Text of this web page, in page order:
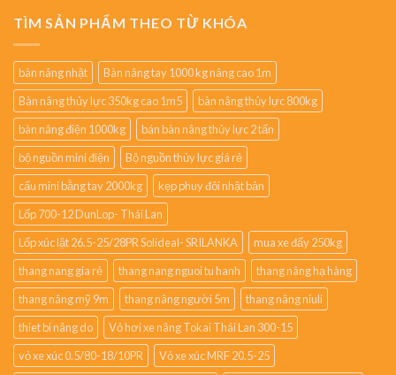
TÌM SẢN PHẨM THEO TỪ KHÓA
bàn nâng nhật
Bàn nâng tay 1000 kg nâng cao 1m
Bàn nâng thủy lực 350kg cao 1m5
bàn nâng thủy lực 800kg
bàn nâng điện 1000kg
bán bàn nâng thủy lực 2 tấn
bộ nguồn mini điện
Bộ nguồn thủy lực giá rẻ
cẩu mini bằng tay 2000kg
kẹp phuy đôi nhật bản
Lốp 700-12 DunLop- Thái Lan
Lốp xúc lật 26.5-25/28PR Solideal- SRILANKA
mua xe đẩy 250kg
thang nang gia rẻ
thang nang nguoi tu hanh
thang nâng hạ hàng
thang nâng mỹ 9m
thang nâng người 5m
thang nâng niuli
thiet bi nâng do
Vỏ hơi xe nâng Tokai Thái Lan 300-15
vỏ xe xúc 0.5/80-18/10PR
Vỏ xe xúc MRF 20.5-25